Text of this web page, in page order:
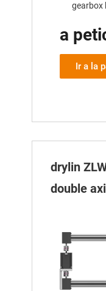
gearbox
a
Ir a la
drylin
double